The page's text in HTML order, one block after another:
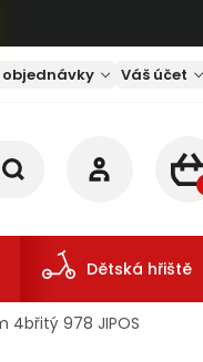
Váš účet
Dětská hřiště
4břitý 978 JIPOS